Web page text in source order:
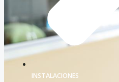
INSTALACIONES